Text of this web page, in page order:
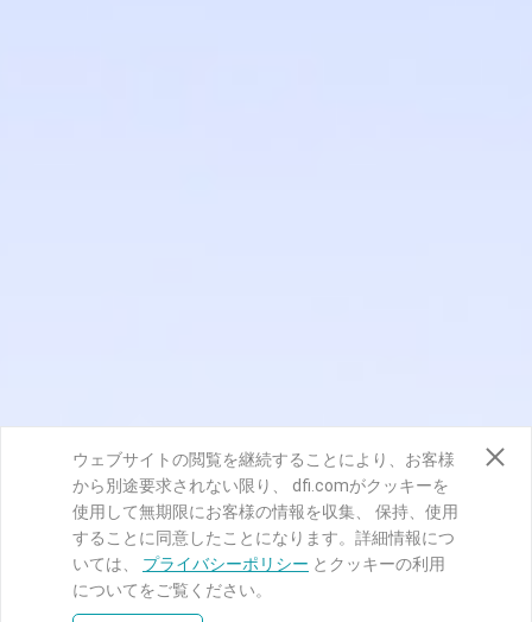
ウェブサイトの閲覧を継続することにより、お客様
から別途要求されない限り、 dfi.comがクッキーを
使用して無期限にお客様の情報を収集、 保持、使用
することに同意したことになります。詳細情報につ
いては、 プライバシーポリシー とクッキーの利用
についてをご覧ください。